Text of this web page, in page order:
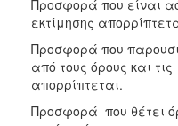
Προσφορά που είναι
εκτίμησης
Προσφορά που
από τους όρους και
απορρίπτεται.
Προσφορά που θέτει